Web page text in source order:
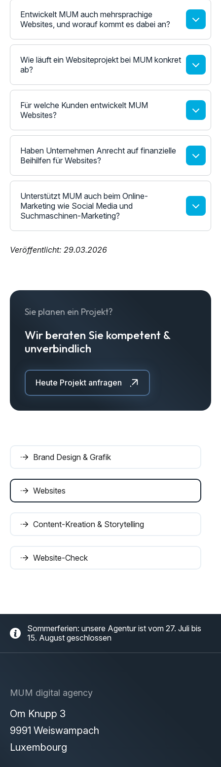
Entwickelt MUM auch mehrsprachige
Websites, und worauf kommt es dabei an?
Wie läuft ein Websiteprojekt bei MUM konkret
ab?
Für welche Kunden entwickelt MUM
Websites?
Haben Unternehmen Anrecht auf finanzielle
Beihilfen für Websites?
Unterstützt MUM auch beim Online-
Marketing wie Social Media und
Suchmaschinen-Marketing?
Veröffentlicht: 29.03.2026
Sie planen ein Projekt?
Wir beraten Sie kompetent &
unverbindlich
Heute Projekt anfragen
Brand Design & Grafik
Websites
Content-Kreation & Storytelling
Website-Check
Sommerferien: unsere Agentur ist vom 27. Juli bis
15. August geschlossen
MUM digital agency
Om Knupp 3
9991 Weiswampach
Luxembourg